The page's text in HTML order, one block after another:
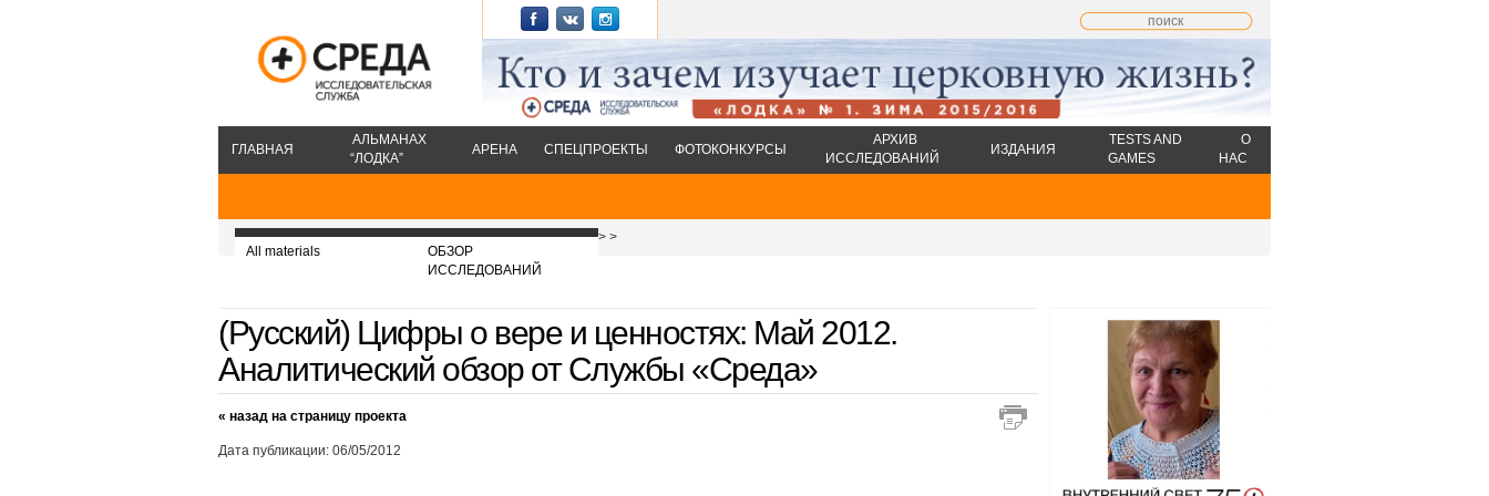
ГЛАВНАЯ
АЛЬМАНАХ
“ЛОДКА”
АРЕНА СПЕЦПРОЕКТЫ ФОТОКОНКУРСЫ
АРХИВ
ИССЛЕДОВАНИЙ
ИЗДАНИЯ
TESTS AND
GAMES
О
НАС
All materials
>
ОБЗОР
ИССЛЕДОВАНИЙ
>
(Русский) Цифры о вере и ценностях: Май 2012.
Аналитический обзор от Службы «Среда»
« назад на страницу проекта
Дата публикации: 06/05/2012